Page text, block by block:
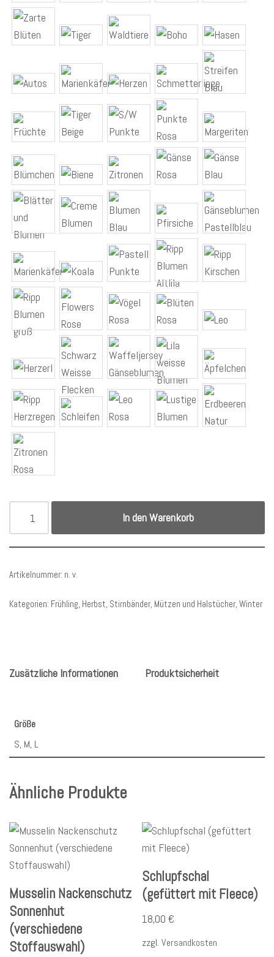
In den Warenkorb
Artikelnummer: n. v.
Kategorien: Frühling, Herbst, Stirnbänder, Mützen und Halstücher, Winter
Zusätzliche Informationen Produktsicherheit
Größe
S, M, L
Ähnliche Produkte
Musselin Nackenschutz
Sonnenhut
(verschiedene
Stoffauswahl)
Schlupfschal
(gefüttert mit Fleece)
18,00€
zzgl.Versandkosten